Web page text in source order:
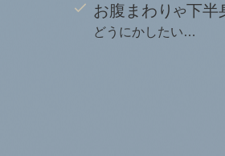
お腹まわり や下半
どうにかしたい…